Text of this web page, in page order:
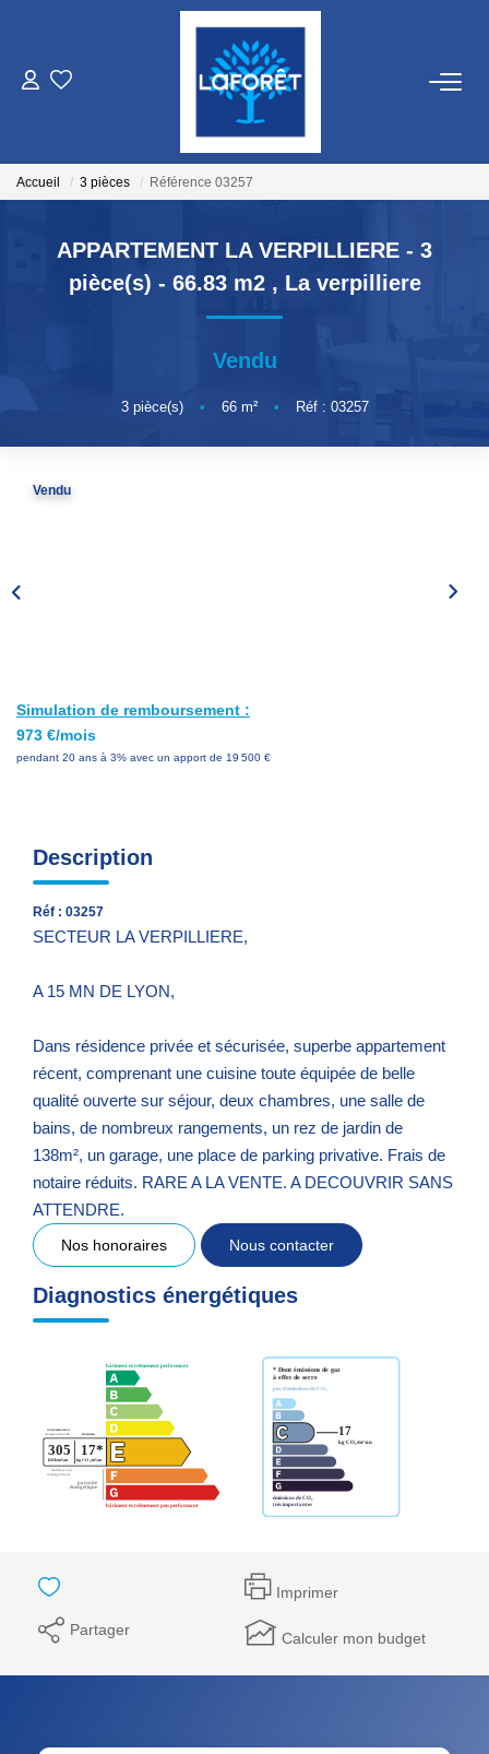
LOCATIONS
GESTION
NOS AGENCES
CONTACT
Accueil 3 pièces Référence 03257
APPARTEMENT LA VERPILLIERE - 3
pièce(s) - 66.83 m2 , La verpilliere
Vendu
3pièce(s) • 66m² • Réf : 03257
Vendu
Simulation de remboursement :
973 €/mois
pendant 20 ans à 3% avec un apport de 19 500 €
Description
Réf : 03257
SECTEUR LA VERPILLIERE,
A 15 MN DE LYON,
Dans résidence privée et sécurisée, superbe appartement
récent, comprenant une cuisine toute équipée de belle
qualité ouverte sur séjour, deux chambres, une salle de
bains, de nombreux rangements, un rez de jardin de
138m², un garage, une place de parking privative. Frais de
notaire réduits. RARE A LA VENTE. A DECOUVRIR SANS
ATTENDRE.
Nos honoraires Nous contacter
Diagnostics énergétiques
Imprimer
Partager Calculer mon budget